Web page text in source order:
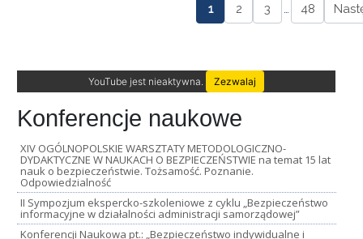
1 2 3 … 48
YouTube jest nieaktywna. Zezwalaj
Konferencje naukowe
XIV OGÓLNOPOLSKIE WARSZTATY METODOLOGICZNO-
DYDAKTYCZNE W NAUKACH O BEZPIECZEŃSTWIE na temat 15 lat
nauk o bezpieczeństwie. Tożsamość. Poznanie.
Odpowiedzialność
II Sympozjum ekspercko-szkoleniowe z cyklu „Bezpieczeństwo
informacyjne w działalności administracji samorządowej”
Konferencji Naukowa pt.: „Bezpieczeństwo indywidualne i